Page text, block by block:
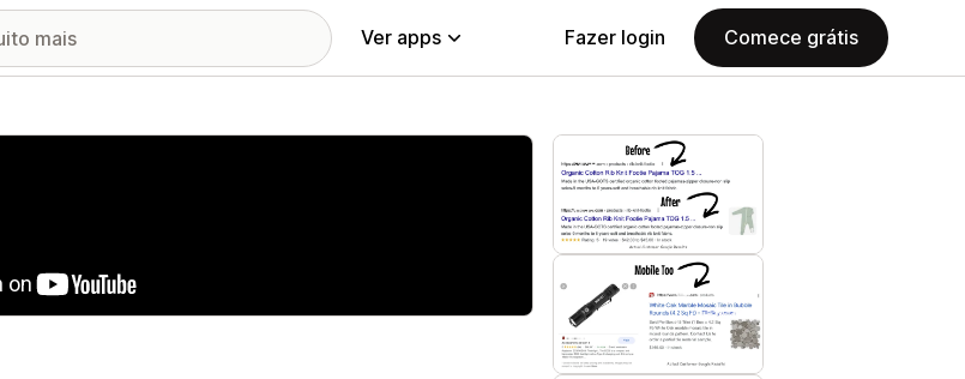
Ver apps Fazer login Comece grátis
em destaque